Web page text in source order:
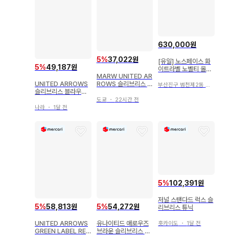
5%49,187원
UNITED ARROWS
슬리브리스 블라우스
나라 ・ 1달 전
5%37,022원
MARW UNITED AR
ROWS 슬리브리스 여
도쿄 ・ 22시간 전
630,000원
[유일] 노스페이스 화
이트라벨 노벨티 올레
새상품
부산진구 범천제2동
5%58,813원
UNITED ARROWS
GREEN LABEL REL
5%54,272원
유나이티드 애로우즈
브라운 슬리브리스 원
5%102,391원
저널 스탠다드 럭스 슬
리브리스 튜닉
홋카이도 ・ 1달 전